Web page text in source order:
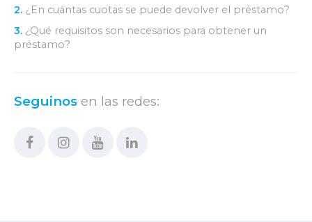
2. ¿En cuántas cuotas se puede devolver el préstamo?
3. ¿Qué requisitos son necesarios para obtener un
préstamo?
Seguinos en las redes: